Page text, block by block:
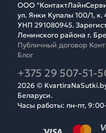
ООО
ул. Янки Купалы 100/1, к.
УНП 291080945.
Ленинского района г.
Публичный договор
Блог
+375 29 507-51-
2026 ©
Беларуси.
Часы работы: пн-пт,